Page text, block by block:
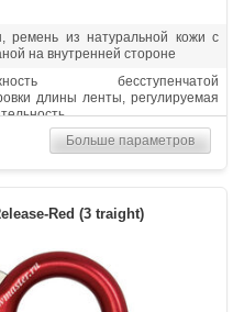
ремень из натуральной кожи с
на внутренней стороне
бесступенчатой
длины ленты, регулируемая
Больше параметров
Red (3 traight)